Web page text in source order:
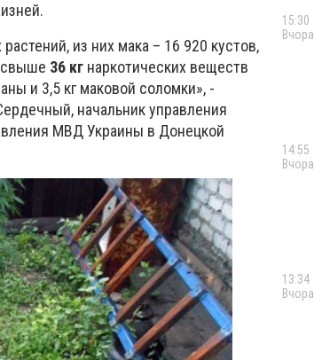
из них мака – 16 920 кустов,
свыше 36 кг наркотических веществ
и 3,5 кг маковой соломки», -
начальник управления
МВД Украины в Донецкой
15:30
Вчора
14:55
Вчора
13:34
Вчора